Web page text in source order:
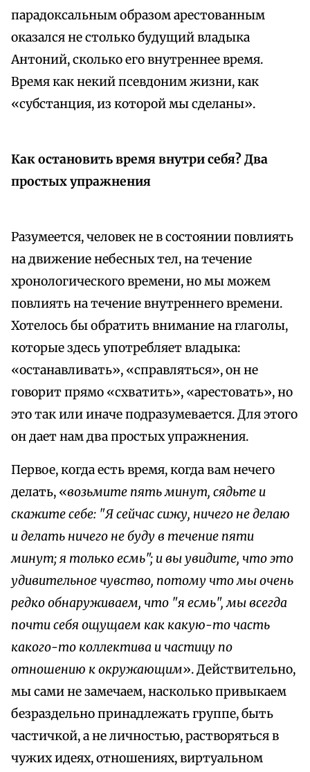
парадоксальным образом арестованным
оказался не столько будущий владыка
Антоний, сколько его внутреннее время.
Время как некий псевдоним жизни, как
«субстанция, из которой мы сделаны».
Как остановить время внутри себя? Два
простых упражнения
Разумеется, человек не в состоянии повлиять
на движение небесных тел, на течение
хронологического времени, но мы можем
повлиять на течение внутреннего времени.
Хотелось бы обратить внимание на глаголы,
которые здесь употребляет владыка:
«останавливать», «справляться», он не
говорит прямо «схватить», «арестовать», но
это так или иначе подразумевается. Для этого
он дает нам два простых упражнения.
Первое, когда есть время, когда вам нечего
делать, «возьмите пять минут, сядьте и
скажите себе: "Я сейчас сижу, ничего не делаю
и делать ничего не буду в течение пяти
минут; я только есмь"; и вы увидите, что это
удивительное чув­ство, потому что мы очень
редко обнаруживаем, что "я есмь", мы всегда
почти себя ощущаем как какую-то часть
какого-то коллектива и частицу по
отношению к окружающим». Действительно,
мы сами не замечаем, насколько привыкаем
безраздельно принадлежать группе, быть
частичкой, а не личностью, растворяться в
чужих идеях, отношениях, виртуальном